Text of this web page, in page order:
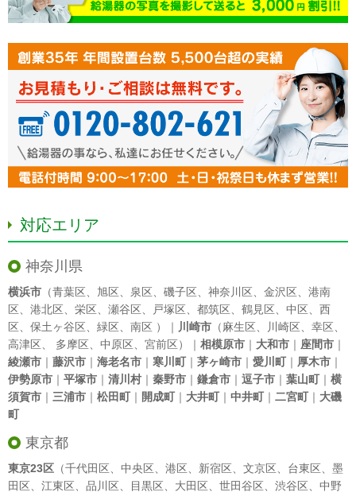
対応エリア
神奈川県
横浜市 （青葉区、 旭区、 泉区、 磯子区、 神奈川区、 金沢区、 港南
区、 港北区、 栄区、 瀬谷区、 戸塚区、 都筑区、 鶴見区、 中区、 西
区、 保土ヶ谷区、 緑区、 南区 ）｜ 川崎市 （麻生区、 川崎区、 幸区、
高津区、 多摩区、 中原区、 宮前区）｜ 相模原市 ｜ 大和市 ｜ 座間市 ｜
綾瀬市 ｜ 藤沢市 ｜ 海老名市 ｜ 寒川町｜ 茅ヶ崎市 ｜ 愛川町｜ 厚木市 ｜
伊勢原市 ｜ 平塚市 ｜ 清川村｜ 秦野市 ｜ 鎌倉市 ｜ 逗子市 ｜ 葉山町｜ 横
須賀市 ｜ 三浦市 ｜ 松田町｜ 開成町｜ 大井町｜ 中井町｜ 二宮町｜ 大磯
町
東京都
東京23区 （千代田区、 中央区、 港区、 新宿区、 文京区、 台東区、 墨
田区、 江東区、 品川区、 目黒区、 大田区、 世田谷区、 渋谷区、 中野